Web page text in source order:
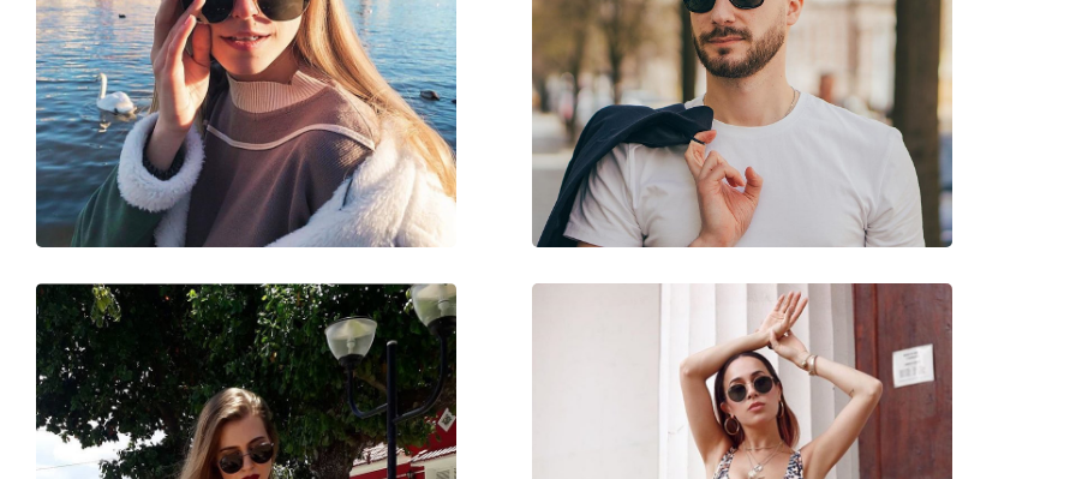
Lățimea ramei:
135 mm
Lungimea brațelor:
135 mm
Lățimea punții nazale:
17 mm
Greutate:
105 g
Pernițe reglabile pentru nas:
Nu
Accesorii
Suport:
Da
Lavetă pentru curățat:
Da
Altele
Sex:
Femei
Categorie:
Ochelari de soare
Brand:
Ray-Ban